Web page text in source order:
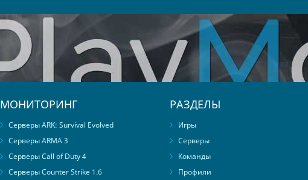
МОНИТОРИНГ
Серверы ARK: Survival Evolved
Серверы ARMA 3
Серверы Call of Duty 4
Серверы Counter Strike 1.6
РАЗДЕЛЫ
Игры
Серверы
Команды
Профили